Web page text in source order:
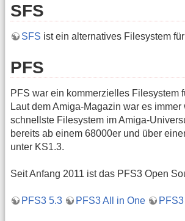
SFS
SFS ist ein alternatives Filesystem
PFS
PFS war ein kommerzielles Filesystem
Laut dem Amiga-Magazin war es immer
schnellste Filesystem im Amiga-
bereits ab einem 68000er und über
unter KS1.3.
Seit Anfang 2011 ist das PFS3 Open
PFS3 5.3 PFS3 All in One